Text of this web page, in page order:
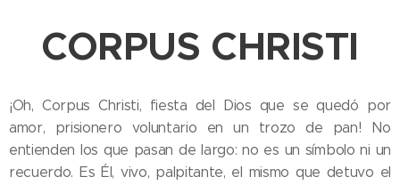
CORPUS CHRISTI
¡Oh, Corpus Christi, fiesta del Dios que se quedó por
amor, prisionero voluntario en un trozo de pan! No
entienden los que pasan de largo: no es un símbolo ni un
recuerdo. Es Él, vivo, palpitante, el mismo que detuvo el